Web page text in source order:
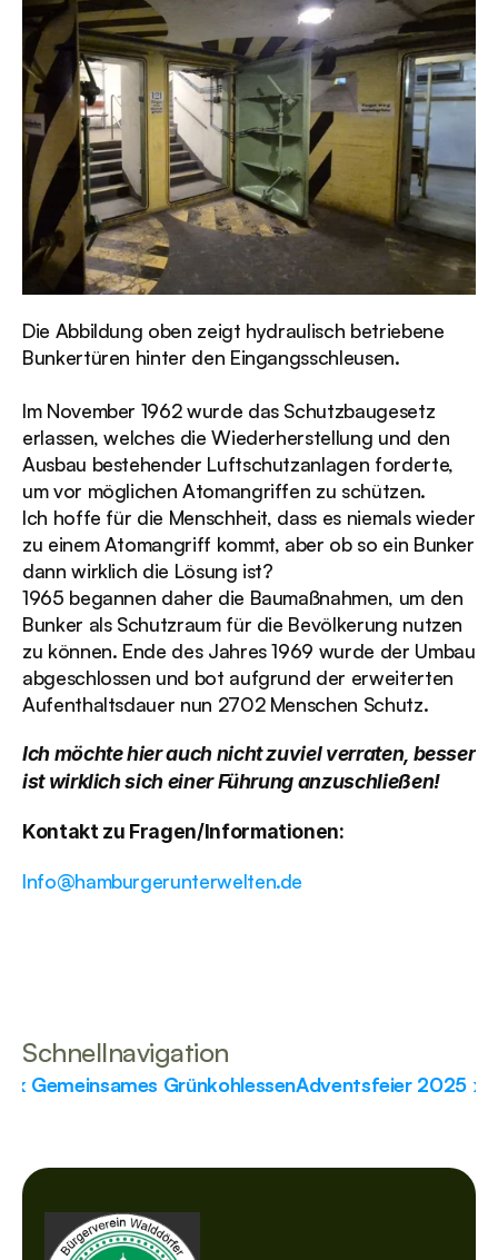
Die Abbildung oben zeigt hydraulisch betriebene
Bunkertüren hinter den Eingangsschleusen.
Im November 1962 wurde das Schutzbaugesetz
erlassen, welches die Wiederherstellung und den
Ausbau bestehender Luftschutzanlagen forderte,
um vor möglichen Atomangriffen zu schützen.
Ich hoffe für die Menschheit, dass es niemals wieder
zu einem Atomangriff kommt, aber ob so ein Bunker
dann wirklich die Lösung ist?
1965 begannen daher die Baumaßnahmen, um den
Bunker als Schutzraum für die Bevölkerung nutzen
zu können. Ende des Jahres 1969 wurde der Umbau
abgeschlossen und bot aufgrund der erweiterten
Aufenthaltsdauer nun 2702 Menschen Schutz.
Ich möchte hier auch nicht zuviel verraten, besser
ist wirklich sich einer Führung anzuschließen!
Kontakt zu Fragen/Informationen:
Info@hamburgerunterwelten.de
Schnellnavigation
‹ Gemeinsames GrünkohlessenAdventsfeier 2025 ›